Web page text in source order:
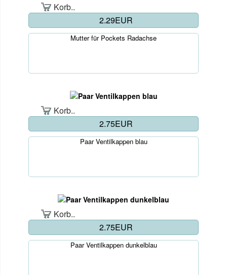
Korb..
2.29EUR
Mutter für Pockets Radachse
Korb..
2.75EUR
Paar Ventilkappen blau
Korb..
2.75EUR
Paar Ventilkappen dunkelblau